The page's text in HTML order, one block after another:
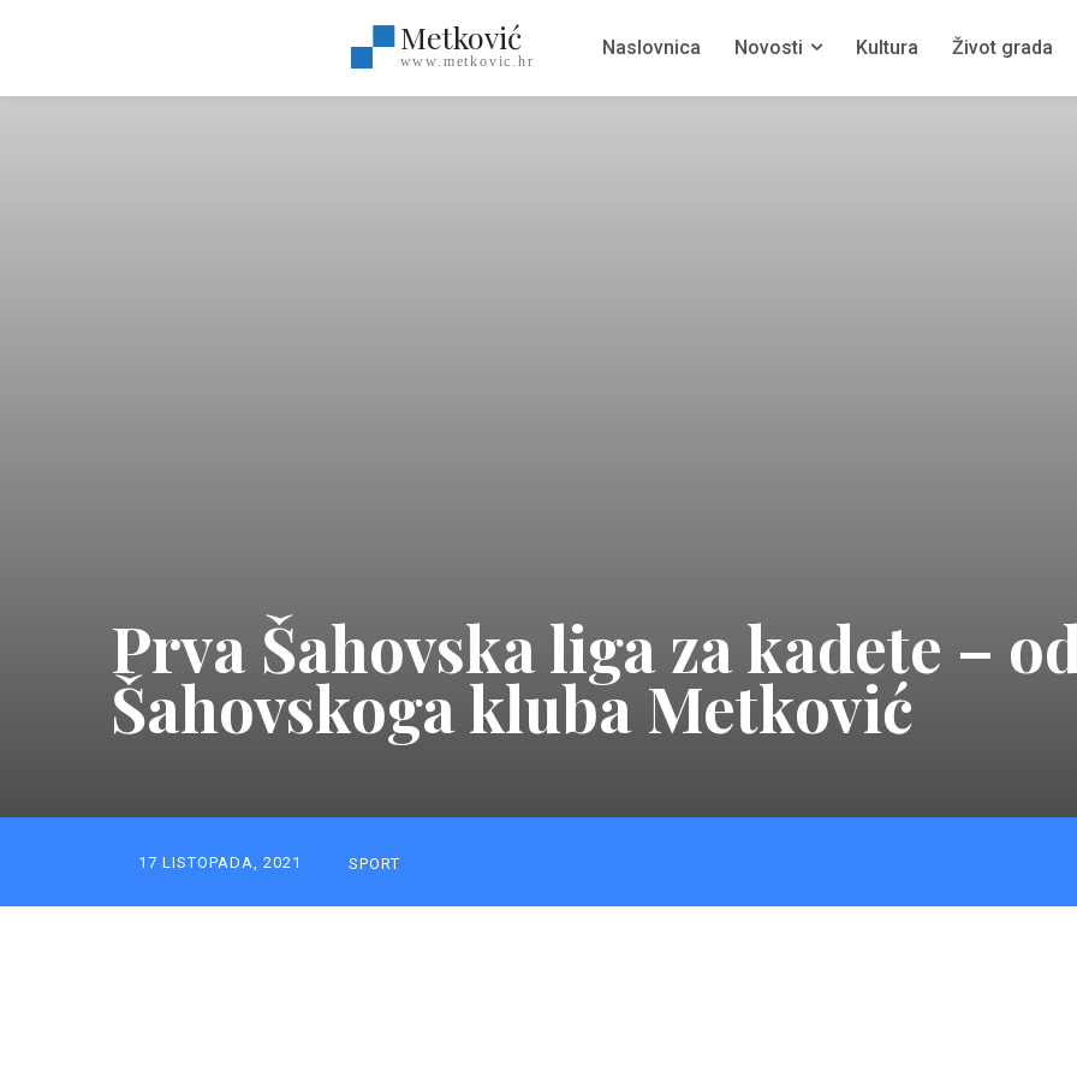
Metković
www.metkovic.hr
Naslovnica Novosti Kultura Život grada
Prva Šahovska liga za kadete –
Šahovskoga kluba Metković
17 LISTOPADA, 2021 SPORT